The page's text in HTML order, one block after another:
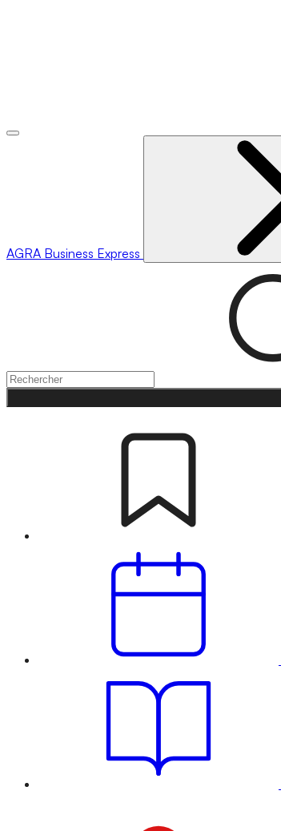
AGRA Business Express